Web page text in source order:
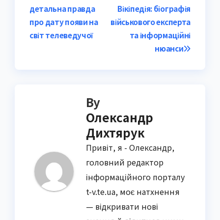
navigation
Вікіпедія: біографія
військового експерта
та інформаційні
нюанси
детальна правда
про дату появи на
світ телеведучої
By
Олександр
Дихтярук
Привіт, я - Олександр,
головний редактор
інформаційного порталу
t-v.te.ua, моє натхнення
— відкривати нові